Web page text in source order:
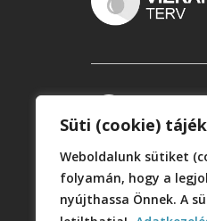
Süti (cookie)
Weboldalunk sütiket
folyamán, hogy a
nyújthassa Önnek. A